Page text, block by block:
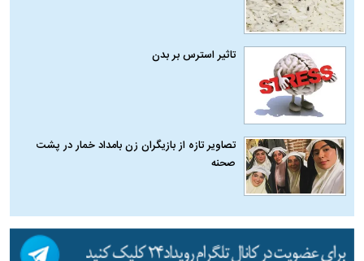
تاثیر استرس بر بدن
تصاویر تازه از بازیگران زن بامداد خمار در پشت
صحنه